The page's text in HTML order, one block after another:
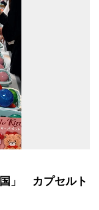
」 カプセルト